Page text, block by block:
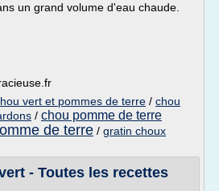
un grand volume d'eau chaude.
vert et pommes de terre / chou
/ chou pomme de terre
de terre / gratin choux
- Toutes les recettes